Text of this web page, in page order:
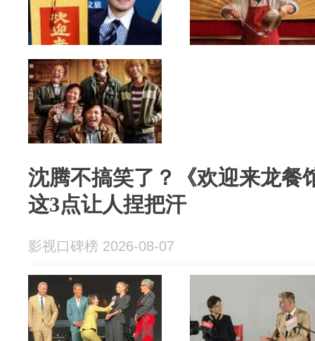
沈腾不搞笑了？《欢迎来龙餐
这3点让人捏把汗
影视口碑榜 2026-08-07